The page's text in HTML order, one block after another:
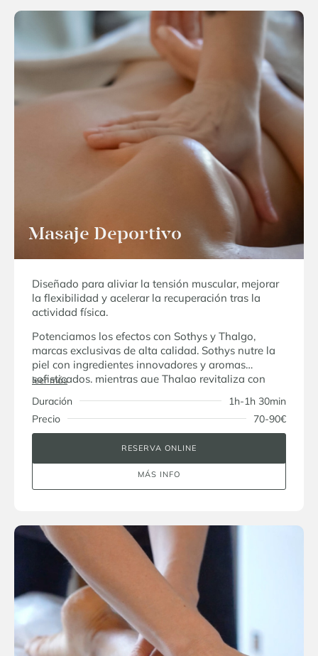
Masaje Deportivo
Diseñado para aliviar la tensión muscular, mejorar
la flexibilidad y acelerar la recuperación tras la
actividad física.
Potenciamos los efectos con Sothys y Thalgo,
marcas exclusivas de alta calidad. Sothys nutre la
piel con ingredientes innovadores y aromas
sofisticados, mientras que Thalgo revitaliza con
leer más
Duración
1h-1h 30min
Precio
70-90€
RESERVA ONLINE
MÁS INFO